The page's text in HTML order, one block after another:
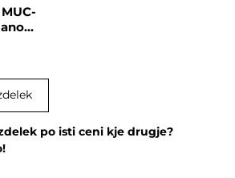
po isti ceni kje drugje?